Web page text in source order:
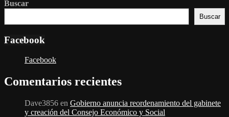
Buscar
Buscar
Facebook
Facebook
Comentarios recientes
Dave3856 en Gobierno anuncia reordenamiento del gabinete
y creación del Consejo Económico y Social